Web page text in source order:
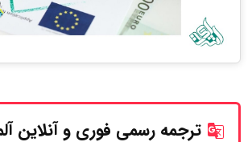
ترجمه رسمی فوری و آنلاین